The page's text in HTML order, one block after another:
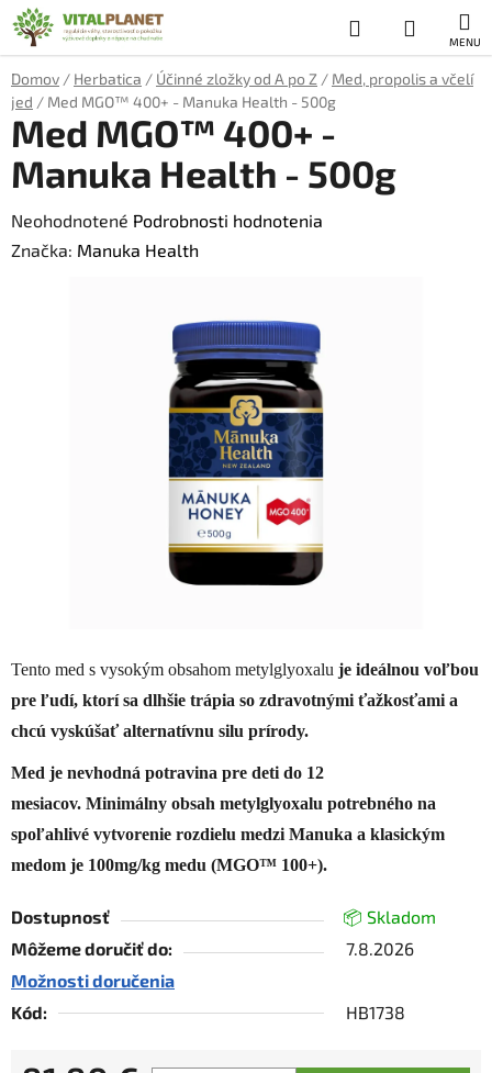
Prejsť
na
obsah
Hľadať
KOŠÍK
Domov / Herbatica / Účinné zložky od A po Z / Med, propolis a včelí
jed / Med MGO™ 400+ - Manuka Health - 500g
Tento med s vysokým obsahom metylglyoxalu je ideálnou voľbou
pre ľudí, ktorí sa dlhšie trápia so zdravotnými ťažkosťami a
chcú vyskúšať alternatívnu silu prírody.
Med je nevhodná potravina pre deti do 12
mesiacov. Minimálny obsah metylglyoxalu potrebného na
spoľahlivé vytvorenie rozdielu medzi Manuka a klasickým
medom je 100mg/kg medu (MGO™ 100+).
Dostupnosť
📦 Skladom
Môžeme doručiť do:
7.8.2026
Možnosti doručenia
Kód:
HB1738
Med MGO™ 400+ -
Manuka Health - 500g
Priemerné
hodnotenie
Neohodnotené Podrobnosti hodnotenia
Značka: Manuka Health